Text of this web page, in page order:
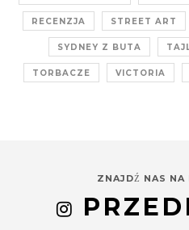
RECENZJA STREET ART
SYDNEY Z BUTA
TORBACZE VICTORIA
ZNAJDŹ NAS NA